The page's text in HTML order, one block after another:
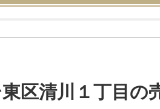
区清川１丁目の